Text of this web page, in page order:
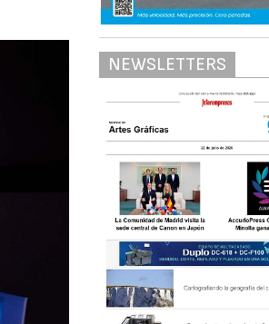
NEWSLETTERS